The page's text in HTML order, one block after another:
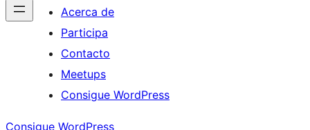
Acerca de
Participa
Contacto
Meetups
Consigue WordPress
Consigue WordPress